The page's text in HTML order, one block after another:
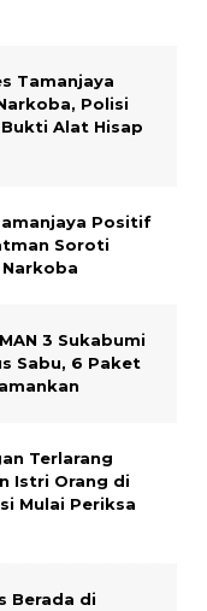
Tamanjaya
Polisi
Alat Hisap
Positif
Soroti
3 Sukabumi
Sabu, 6 Paket
Terlarang
Istri Orang di
Mulai Periksa
Berada di